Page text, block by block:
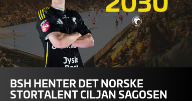
BSH HENTER DET NORSKE
STORTALENT CILJAN SAGOSEN